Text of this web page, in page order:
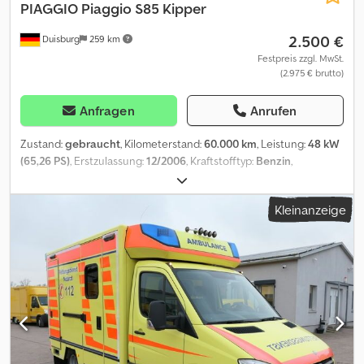
Duisburg 259 km
PIAGGIO Piaggio S85 Kipper
2.500 €
Festpreis zzgl. MwSt.
(2.975 € brutto)
Anfragen Anrufen
Zustand:gebraucht, Kilometerstand:60.000 km, Leistung:48 kW
(65,26 PS), Erstzulassung:12/2006, Kraftstofftyp: Benzin,
, Getriebetyp:
Kommunalbesitz Csdpfx Aoynqhmoktorf * alles weitere gern
Kleinanzeige